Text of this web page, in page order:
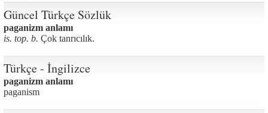
Güncel Türkçe Sözlük
paganizm anlamı
is. top. b. Çok tanrıcılık.
Türkçe - İngilizce
paganizm anlamı
paganism